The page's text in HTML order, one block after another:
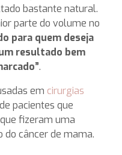
bastante natural.
parte do volume no
para quem deseja
resultado bem
.
em cirurgias
pacientes que
fizeram uma
câncer de mama.